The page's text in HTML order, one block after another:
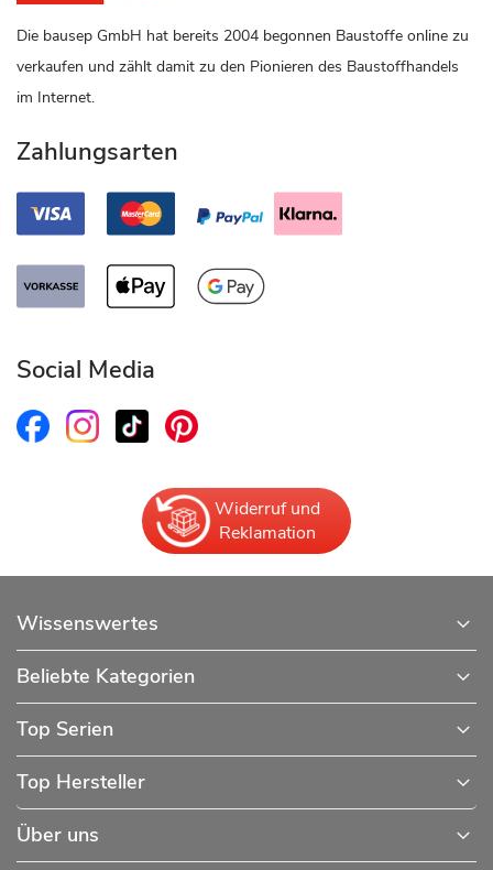
Die bausep GmbH hat bereits 2004 begonnen Baustoffe online zu
verkaufen und zählt damit zu den Pionieren des Baustoffhandels
im Internet.
Zahlungsarten
Social Media
Widerruf und
Reklamation
Wissenswertes
Beliebte Kategorien
Top Serien
Top Hersteller
Über uns